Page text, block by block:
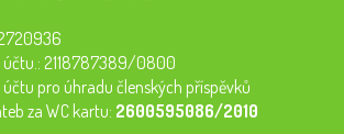
účtu.: 2118787389/0800
účtu pro úhradu členských příspěvků
za WC kartu: 2600595086/2010